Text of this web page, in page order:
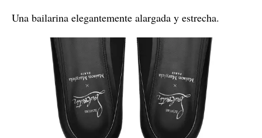
Una bailarina elegantemente alargada y estrecha.